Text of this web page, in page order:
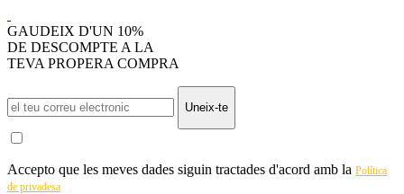
GAUDEIX D'UN 10%
DE DESCOMPTE A LA
TEVA PROPERA COMPRA
Uneix-te
Accepto que les meves dades siguin tractades d'acord amb la Política
de privadesa